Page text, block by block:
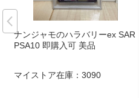
ナンジャモのハラバリーex SAR
PSA10 即購入可 美品
マイストア在庫： 3090